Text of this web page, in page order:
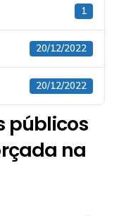
1
20/12/2022
20/12/2022
públicos
na